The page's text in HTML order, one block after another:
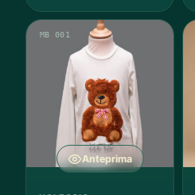
Anteprima
MB 001